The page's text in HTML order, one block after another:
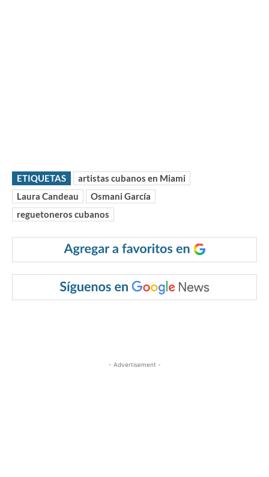
ETIQUETAS
artistas cubanos en Miami
Laura Candeau
Osmani García
reguetoneros cubanos
- Advertisement -